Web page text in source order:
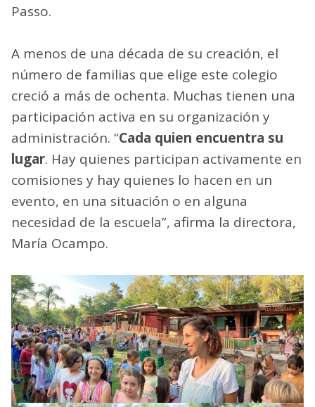
Passo.
A menos de una década de su creación, el
número de familias que elige este colegio
creció a más de ochenta. Muchas tienen una
participación activa en su organización y
administración. “Cada quien encuentra su
lugar. Hay quienes participan activamente en
comisiones y hay quienes lo hacen en un
evento, en una situación o en alguna
necesidad de la escuela”, afirma la directora,
María Ocampo.